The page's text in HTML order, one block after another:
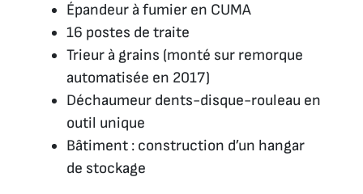
Épandeur à fumier en CUMA
16 postes de traite
Trieur à grains (monté sur remorque
automatisée en 2017)
Déchaumeur dents-disque-rouleau en
outil unique
Bâtiment : construction d’un hangar
de stockage